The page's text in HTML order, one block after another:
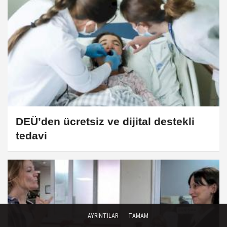
DEÜ’den ücretsiz ve dijital destekli
tedavi
AYRINTILAR TAMAM